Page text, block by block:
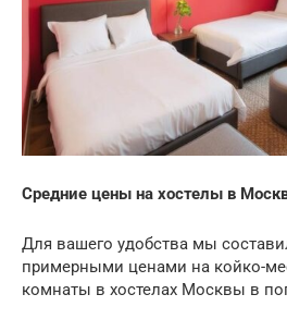
Средние цены на хостелы в
Для вашего удобства мы
примерными ценами на койко-
комнаты в хостелах Москвы в